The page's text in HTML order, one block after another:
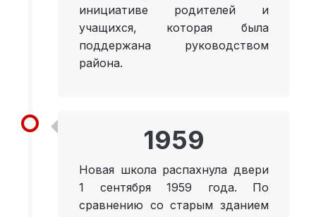
инициативе родителей и
учащихся, которая была
поддержана руководством
района.
1959
Новая школа распахнула двери
1 сентября 1959 года. По
сравнению со старым зданием